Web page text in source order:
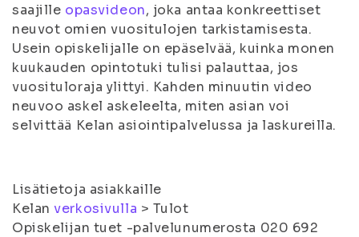
saajille opasvideon, joka antaa konkreettiset
neuvot omien vuositulojen tarkistamisesta.
Usein opiskelijalle on epäselvää, kuinka monen
kuukauden opintotuki tulisi palauttaa, jos
vuosituloraja ylittyi. Kahden minuutin video
neuvoo askel askeleelta, miten asian voi
selvittää Kelan asiointipalvelussa ja laskureilla.
Lisätietoja asiakkaille
Kelanverkosivulla > Tulot
Opiskelijan tuet -palvelunumerosta 020 692